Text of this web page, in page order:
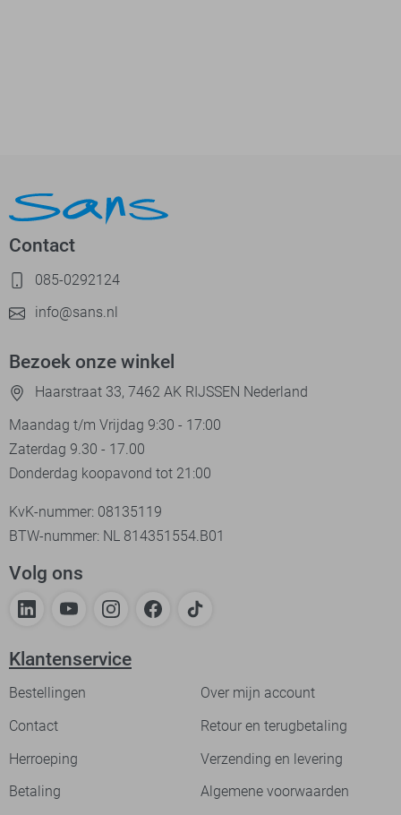
Contact
085-0292124
info@sans.nl
Bezoek onze winkel
Haarstraat 33, 7462 AK RIJSSEN Nederland
Maandag t/m Vrijdag 9:30 - 17:00
Zaterdag 9.30 - 17.00
Donderdag koopavond tot 21:00
KvK-nummer: 08135119
BTW-nummer: NL 814351554.B01
Volg ons
Klantenservice
Bestellingen
Over mijn account
Contact
Retour en terugbetaling
Herroeping
Verzending en levering
Betaling
Algemene voorwaarden